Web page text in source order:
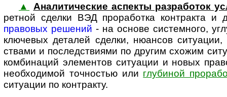
▲
Аналитические аспекты разработок
ретной сделки ВЭД прора­ботка контракта
правовых решений - на основе системного,
ключевых деталей сделки, нюансов
ствами и последствиями по другим схожим
комбинаций элементов ситуации и новых
необходимой точностью или глубиной
ситуации по контракту.